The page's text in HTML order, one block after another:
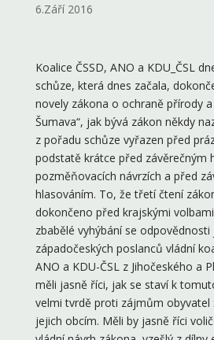
6.Září 2016
Koalice ČSSD, ANO a KDU_ČSL
schůze, která dnes začala,
novely zákona o ochraně přírody
Šumava“, jak bývá zákon někdy
z pořadu schůze vyřazen před
podstatě krátce před závěrečným
pozměňovacích návrzích a před
hlasováním. To, že třetí čtení
dokončeno před krajskými
zbabělé vyhýbání se odpovědnosti
západočeských poslanců vládní
ANO a KDU-ČSL z Jihočeského a
měli jasně říci, jak se staví k
velmi tvrdě proti zájmům obyvatel
jejich obcím. Měli by jasně říci